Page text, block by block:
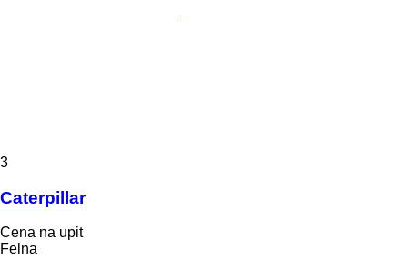
3
Caterpillar
Cena na upit
Felna